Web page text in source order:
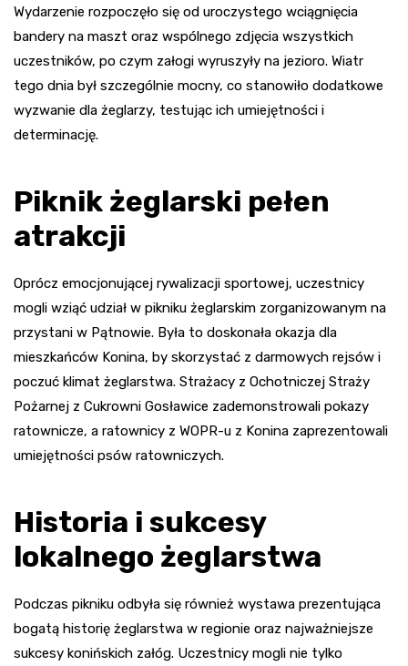
Wydarzenie rozpoczęło się od uroczystego wciągnięcia
bandery na maszt oraz wspólnego zdjęcia wszystkich
uczestników, po czym załogi wyruszyły na jezioro. Wiatr
tego dnia był szczególnie mocny, co stanowiło dodatkowe
wyzwanie dla żeglarzy, testując ich umiejętności i
determinację.
Piknik żeglarski pełen
atrakcji
Oprócz emocjonującej rywalizacji sportowej, uczestnicy
mogli wziąć udział w pikniku żeglarskim zorganizowanym na
przystani w Pątnowie. Była to doskonała okazja dla
mieszkańców Konina, by skorzystać z darmowych rejsów i
poczuć klimat żeglarstwa. Strażacy z Ochotniczej Straży
Pożarnej z Cukrowni Gosławice zademonstrowali pokazy
ratownicze, a ratownicy z WOPR-u z Konina zaprezentowali
umiejętności psów ratowniczych.
Historia i sukcesy
lokalnego żeglarstwa
Podczas pikniku odbyła się również wystawa prezentująca
bogatą historię żeglarstwa w regionie oraz najważniejsze
sukcesy konińskich załóg. Uczestnicy mogli nie tylko